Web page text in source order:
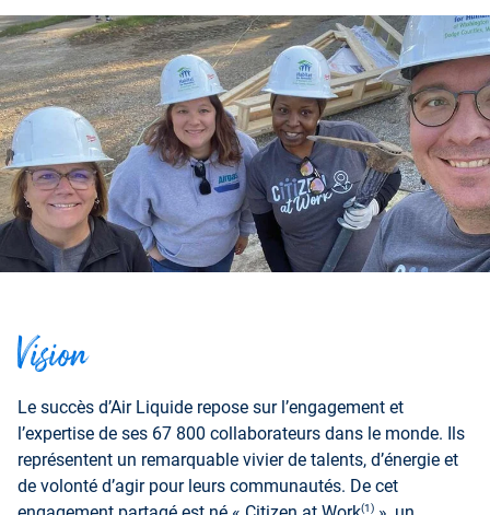
Vision
Le succès d’Air Liquide repose sur l’engagement et
l’expertise de ses 67 800 collaborateurs dans le monde. Ils
représentent un remarquable vivier de talents, d’énergie et
de volonté d’agir pour leurs communautés. De cet
(1)